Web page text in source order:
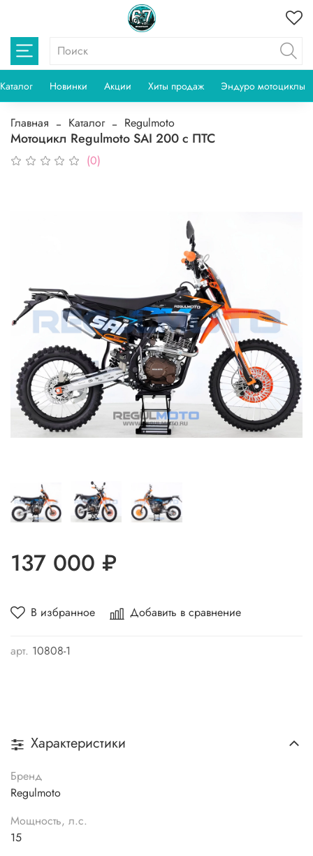
Каталог Новинки Акции Хиты продаж Эндуро мотоциклы
Главная Каталог Regulmoto
Мотоцикл Regulmoto SAI 200 с ПТС
(0)
В избранное Добавить в сравнение
арт. 10808-1
137 000 ₽
Характеристики
Бренд
Regulmoto
Мощность, л.с.
15